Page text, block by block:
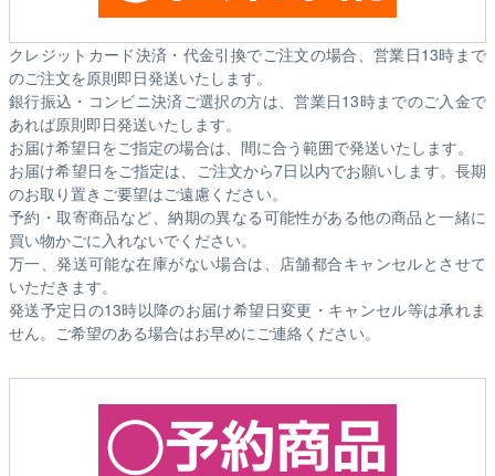
クレジットカード決済・代金引換でご注文の場合、営業日13時まで
のご注文を原則即日発送いたします。
銀行振込・コンビニ決済ご選択の方は、営業日13時までのご入金で
あれば原則即日発送いたします。
お届け希望日をご指定の場合は、間に合う範囲で発送いたします。
お届け希望日をご指定は、ご注文から7日以内でお願いします。長期
のお取り置きご要望はご遠慮ください。
予約・取寄商品など、納期の異なる可能性がある他の商品と一緒に
買い物かごに入れないでください。
万一、発送可能な在庫がない場合は、店舗都合キャンセルとさせて
いただきます。
発送予定日の13時以降のお届け希望日変更・キャンセル等は承れま
せん。ご希望のある場合はお早めにご連絡ください。